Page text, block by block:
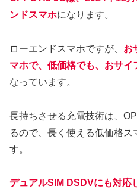
ンドスマホになります。
ローエンドスマホですが、 お
マホで、低価格でも、おサ
なっています。
長持ちさせる充電技術は、
るので、長く使える低価格
す。
デュアルSIM DSDVにも対応